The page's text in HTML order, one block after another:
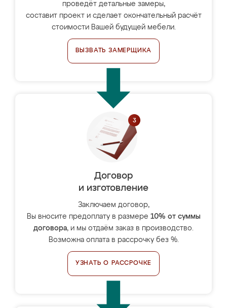
проведёт детальные замеры,
составит проект и сделает окончательный расчёт
стоимости Вашей будущей мебели.
ВЫЗВАТЬ ЗАМЕРЩИКА
Договор
и изготовление
Заключаем договор,
Вы вносите предоплату в размере 10% от суммы
договора, и мы отдаём заказ в производство.
Возможна оплата в рассрочку без %.
УЗНАТЬ О РАССРОЧКЕ